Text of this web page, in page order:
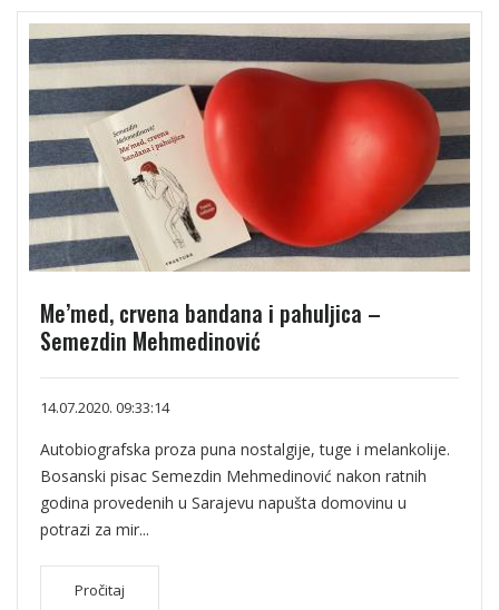
Me’med, crvena bandana i pahuljica –
Semezdin Mehmedinović
14.07.2020. 09:33:14
Autobiografska proza puna nostalgije, tuge i melankolije.
Bosanski pisac Semezdin Mehmedinović nakon ratnih
godina provedenih u Sarajevu napušta domovinu u
potrazi za mir...
Pročitaj